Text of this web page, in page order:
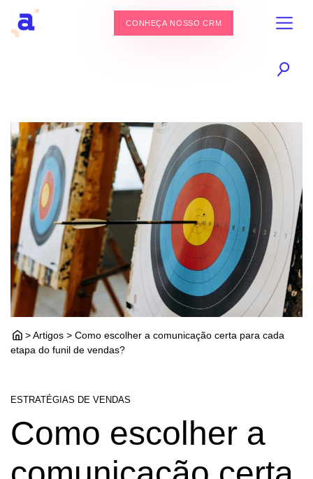
CONHEÇA NOSSO CRM
> Artigos > Como escolher a comunicação certa para cada
etapa do funil de vendas?
ESTRATÉGIAS DE VENDAS
Como escolher a